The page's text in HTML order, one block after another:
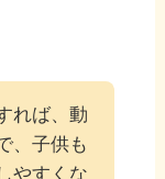
れば、動
、子供も
やすくな